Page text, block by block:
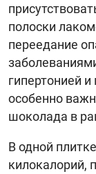
полоски
переедание
гипертонией
особенно
шоколада в
В одной
килокалорий,